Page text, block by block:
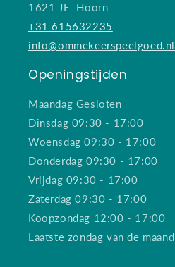
1621 JE Hoorn
+31 615632235
info@ommekeerspeelgoed.nl
Openingstijden
Maandag Gesloten
Dinsdag 09:30 - 17:00
Woensdag 09:30 - 17:00
Donderdag 09:30 - 17:00
Vrijdag 09:30 - 17:00
Zaterdag 09:30 - 17:00
Koopzondag 12:00 - 17:00
Laatste zondag van de maand